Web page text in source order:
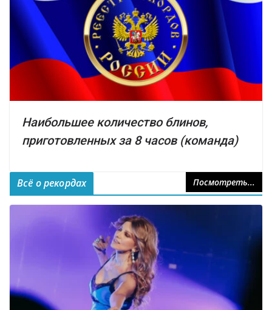
Наибольшее количество блинов,
приготовленных за 8 часов (команда)
Всё о рекордах Посмотреть...